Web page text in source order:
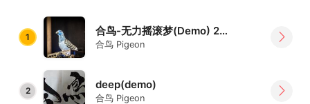
1 合鸟-无力摇滚梦(Demo) 2023版
合鸟 Pigeon
2 deep(demo)
合鸟 Pigeon